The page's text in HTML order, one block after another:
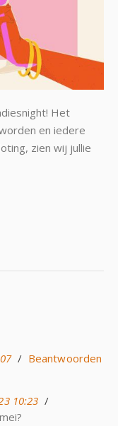
Het
en iedere
zien wij jullie
/ Beantwoorden
10:23 /